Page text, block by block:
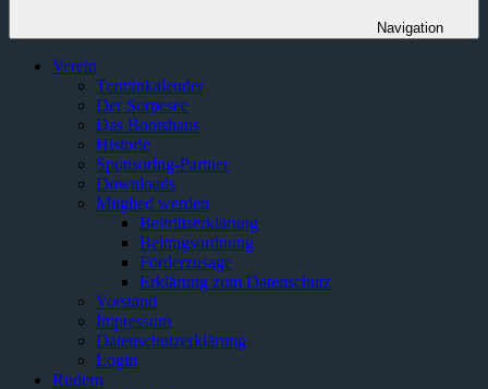
Navigation
Verein
Terminkalender
Der Sorpesee
Das Bootshaus
Historie
Sponsoring-Partner
Downloads
Mitglied werden
Beitrittserklärung
Beitragsordnung
Förderzusage
Erklärung zum Datenschutz
Vorstand
Impressum
Datenschutzerklärung
Login
Rudern